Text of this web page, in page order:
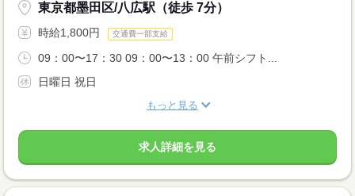
東京都墨田区/八広駅（徒歩 7分）
時給1,800円 交通費一部支給
09：00〜17：30 09：00〜13：00 午前シフト...
日曜日 祝日
もっと見る
求人詳細を見る